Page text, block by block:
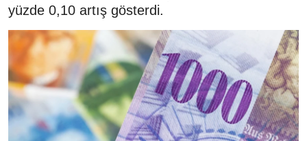
yüzde 0,10 artış gösterdi.